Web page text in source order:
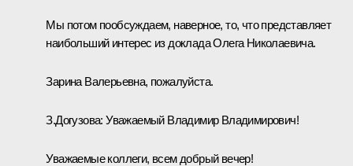
Мы потом пообсуждаем, наверное, то, что представляет
наибольший интерес из доклада Олега Николаевича.
Зарина Валерьевна, пожалуйста.
З.Догузова:Уважаемый Владимир Владимирович!
Уважаемые коллеги, всем добрый вечер!